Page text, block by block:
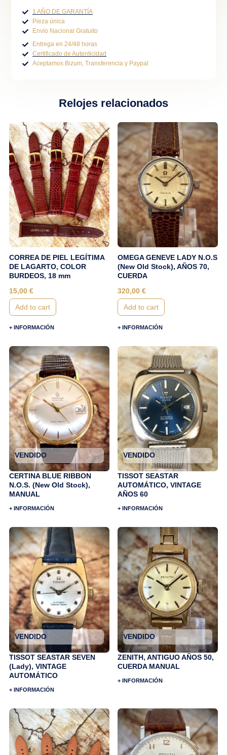
1 AÑO DE GARANTÍA
Pieza única
Envío Nacional Gratuito
Entrega en 24/48 horas
Certificado de Autenticidad
Aceptamos Bizum, Transferencia y Paypal
Relojes relacionados
CORREA DE PIEL LEGÍTIMA
DE LAGARTO, COLOR
BURDEOS, 18 mm
15,00 €
Add to cart
+ INFORMACIÓN
OMEGA GENEVE LADY N.O.S
(New Old Stock), AÑOS 70,
CUERDA
320,00 €
Add to cart
+ INFORMACIÓN
VENDIDO
CERTINA BLUE RIBBON
N.O.S. (New Old Stock),
MANUAL
+ INFORMACIÓN
VENDIDO
TISSOT SEASTAR
AUTOMÁTICO, VINTAGE
AÑOS 60
+ INFORMACIÓN
VENDIDO
TISSOT SEASTAR SEVEN
(Lady), VINTAGE
AUTOMÁTICO
+ INFORMACIÓN
VENDIDO
ZENITH, ANTIGUO AÑOS 50,
CUERDA MANUAL
+ INFORMACIÓN